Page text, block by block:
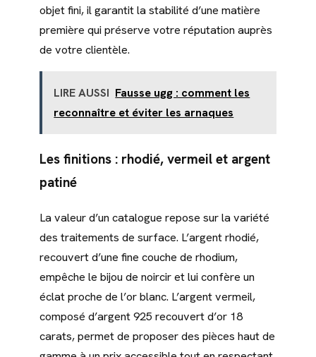
objet fini, il garantit la stabilité d’une matière
première qui préserve votre réputation auprès
de votre clientèle.
LIRE AUSSI Fausse ugg : comment les
reconnaître et éviter les arnaques
Les finitions : rhodié, vermeil et argent
patiné
La valeur d’un catalogue repose sur la variété
des traitements de surface. L’argent rhodié,
recouvert d’une fine couche de rhodium,
empêche le bijou de noircir et lui confère un
éclat proche de l’or blanc. L’argent vermeil,
composé d’argent 925 recouvert d’or 18
carats, permet de proposer des pièces haut de